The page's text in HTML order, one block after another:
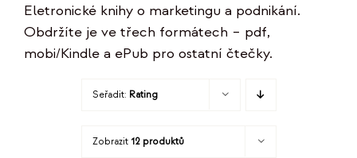
Eletronické knihy o marketingu a podnikání.
Obdržíte je ve třech formátech – pdf,
mobi/Kindle a ePub pro ostatní čtečky.
Seřadit: Rating
Zobrazit 12 produktů